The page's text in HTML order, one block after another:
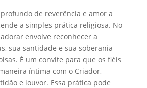
de reverência e amor a
a simples prática religiosa. No
envolve reconhecer a
sua santidade e sua soberania
É um convite para que os fiéis
íntima com o Criador,
e louvor. Essa prática pode